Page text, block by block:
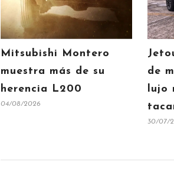
Mitsubishi Montero
muestra más de su
herencia L200
04/08/2026
de
lujo
30/07/